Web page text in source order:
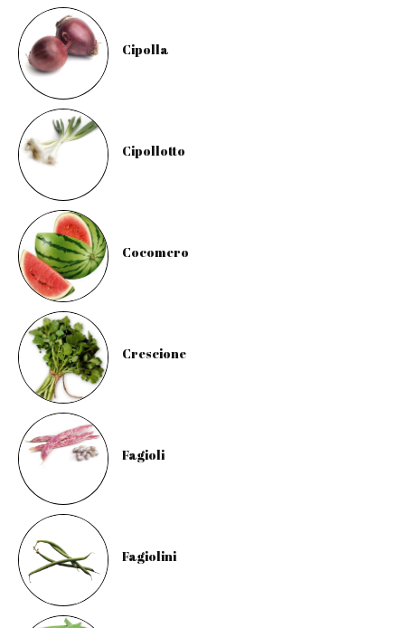
Cipolla
Cipollotto
Cocomero
Crescione
Fagioli
Fagiolini